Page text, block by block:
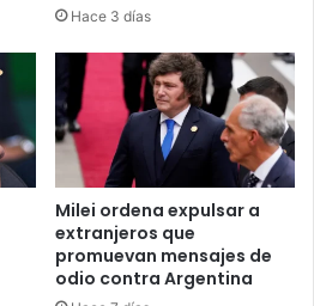
Hace 3 días
Milei ordena expulsar a
extranjeros que
promuevan mensajes de
odio contra Argentina